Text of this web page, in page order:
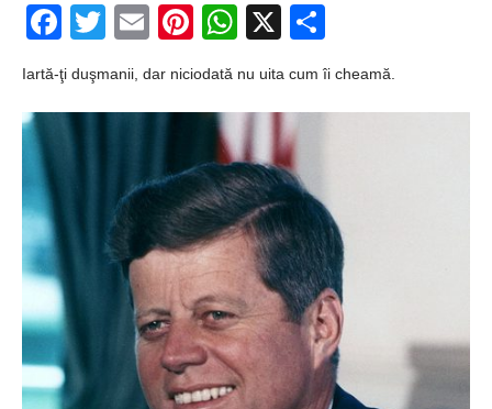
Ochii statuii
Fecioarei
Facebook
Twitter
EmailPinterest
WhatsApp
X
Iartă-ţi duşmanii, dar niciodată nu uita cum îi cheamă.